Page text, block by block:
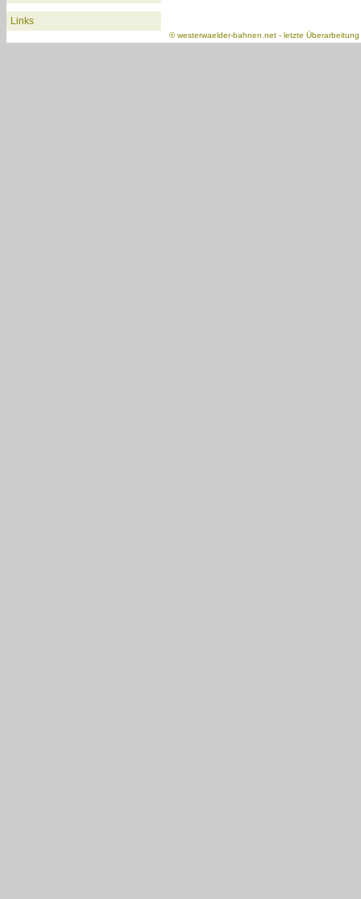
Links
©westerwaelder-bahnen.net - letzte